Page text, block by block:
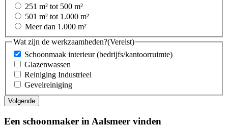
251 m² tot 500 m²
501 m² tot 1.000 m²
Meer dan 1.000 m²
Wat zijn de werkzaamheden?(Vereist)
Schoonmaak interieur (bedrijfs/kantoorruimte)
Glazenwassen
Reiniging Industrieel
Gevelreiniging
Een schoonmaker in Aalsmeer vinden